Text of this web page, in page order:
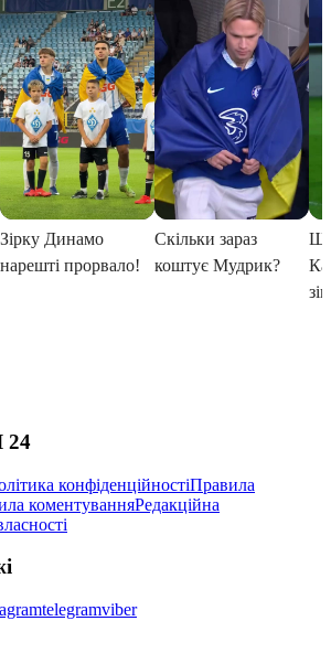
конфіденційностіПравила
коментуванняРедакційна
telegramviber